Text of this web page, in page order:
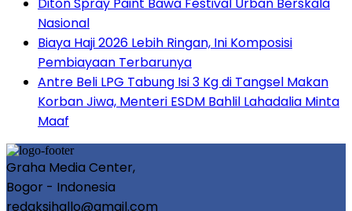
Nasional
Biaya Haji 2026 Lebih Ringan, Ini Komposisi
Pembiayaan Terbarunya
Antre Beli LPG Tabung Isi 3 Kg di Tangsel Makan
Korban Jiwa, Menteri ESDM Bahlil Lahadalia Minta
Maaf
Graha Media Center,
Bogor - Indonesia
redaksihallo@gmail.com